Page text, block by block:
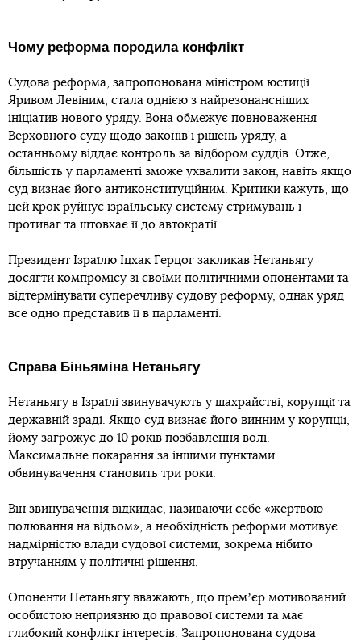
Чому реформа породила конфлікт
Судова реформа, запропонована міністром юстиції
Яривом Левіним, стала однією з найрезонансніших
ініціатив нового уряду. Вона обмежує повноваження
Верховного суду щодо законів і рішень уряду, а
останньому віддає контроль за відбором суддів. Отже,
більшість у парламенті зможе ухвалити закон, навіть якщо
суд визнає його антиконституційним. Критики кажуть, що
цей крок руйнує ізраїльську систему стримувань і
противаг та штовхає її до автократії.
Президент Ізраїлю Іцхак Герцог закликав Нетаньягу
досягти компромісу зі своїми політичними опонентами та
відтермінувати суперечливу судову реформу, однак уряд
все одно представив її в парламенті.
Справа Біньяміна Нетаньягу
Нетаньягу в Ізраїлі звинувачують у шахрайстві, корупції та
державній зраді. Якщо суд визнає його винним у корупції,
йому загрожує до 10 років позбавлення волі.
Максимальне покарання за іншими пунктами
обвинувачення становить три роки.
Він звинувачення відкидає, називаючи себе «жертвою
полювання на відьом», а необхідність реформи мотивує
надмірністю влади судової системи, зокрема нібито
втручанням у політичні рішення.
Опоненти Нетаньягу вважають, що премʼєр мотивований
особистою неприязню до правової системи та має
глибокий конфлікт інтересів. Запропонована судова